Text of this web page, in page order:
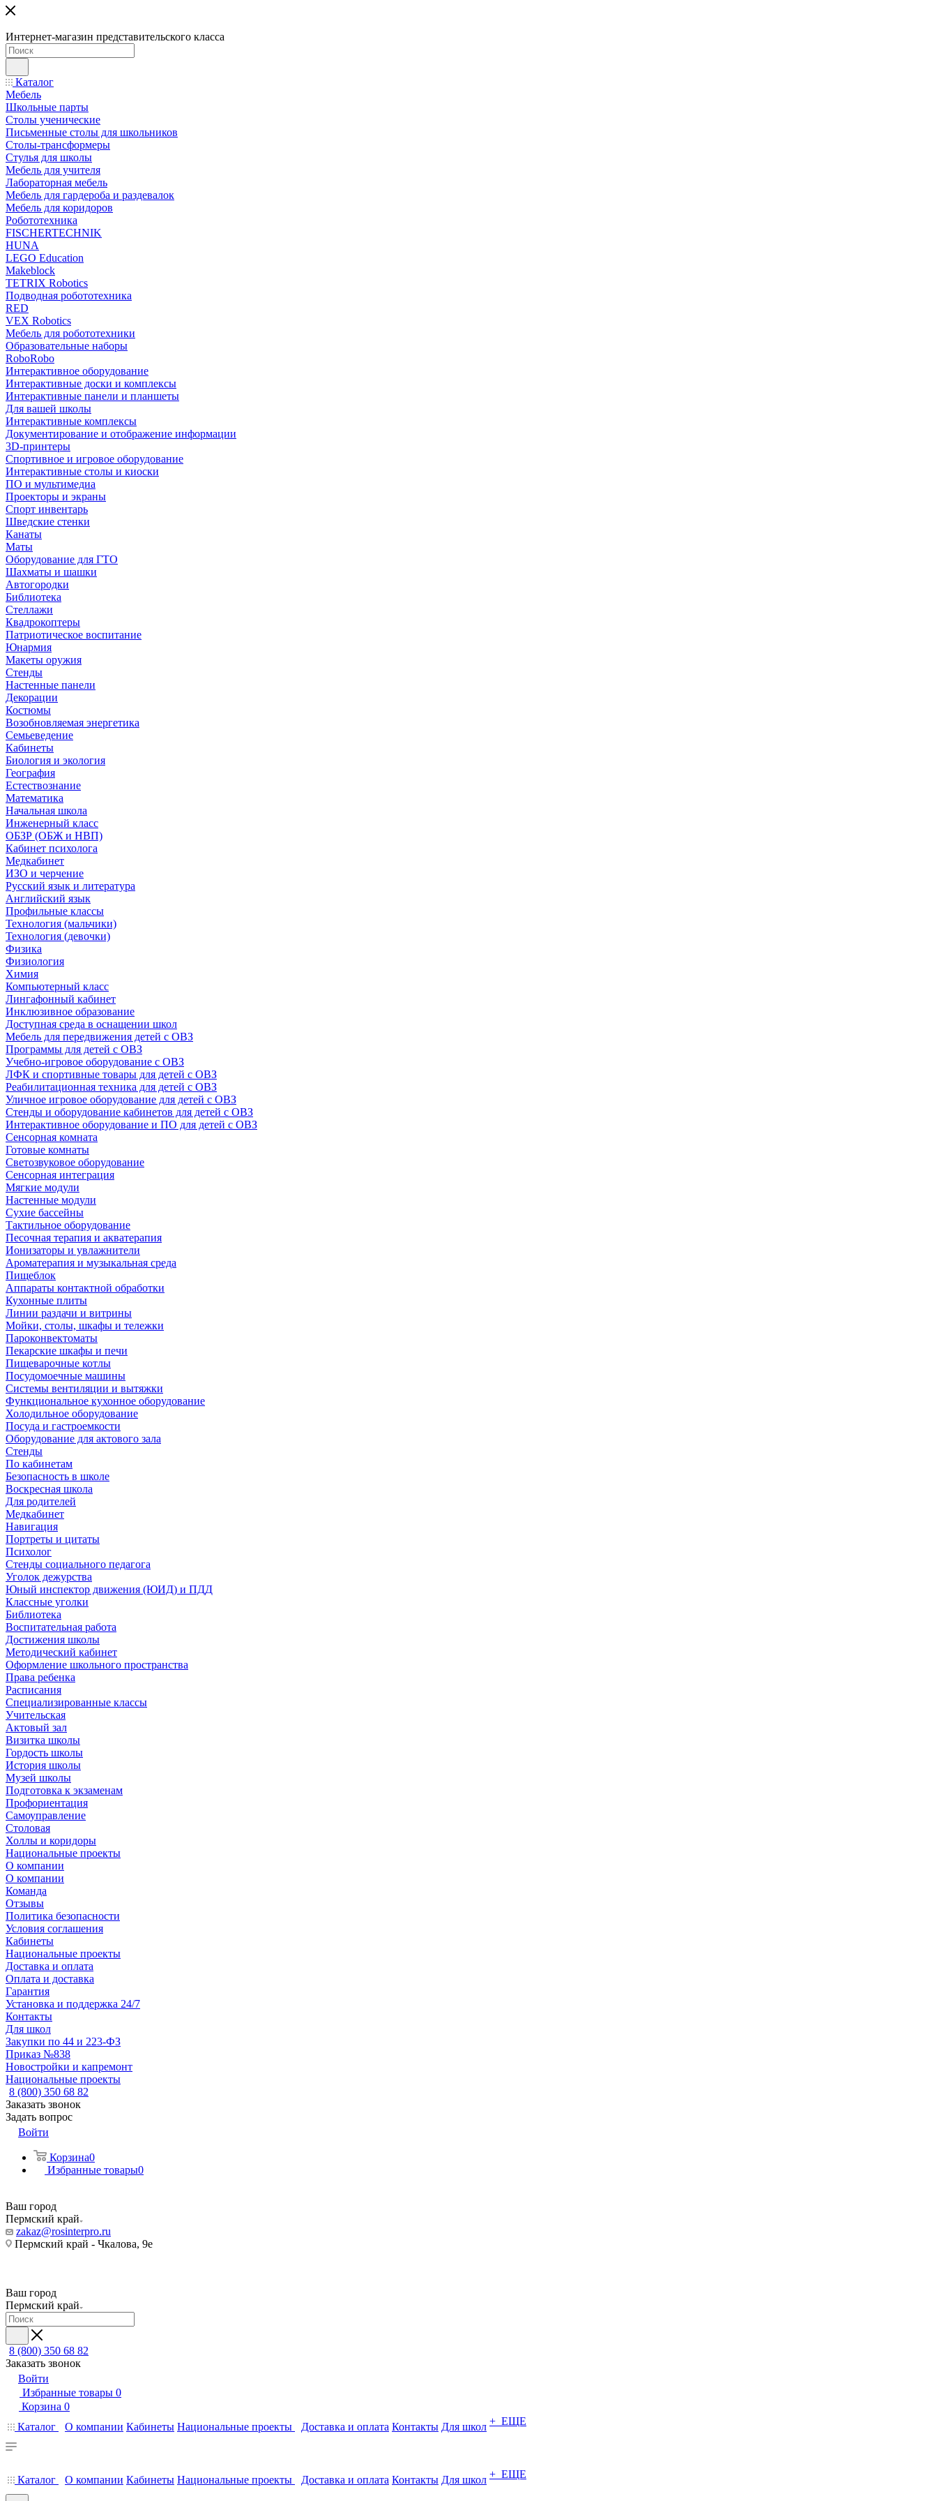
Интернет-магазин представительского класса
Каталог
Мебель
Школьные парты
Столы ученические
Письменные столы для школьников
Столы-трансформеры
Стулья для школы
Мебель для учителя
Лабораторная мебель
Мебель для гардероба и раздевалок
Мебель для коридоров
Робототехника
FISCHERTECHNIK
HUNA
LEGO Education
Makeblock
TETRIX Robotics
Подводная робототехника
RED
VEX Robotics
Мебель для робототехники
Образовательные наборы
RoboRobo
Интерактивное оборудование
Интерактивные доски и комплексы
Интерактивные панели и планшеты
Для вашей школы
Интерактивные комплексы
Документирование и отображение информации
3D-принтеры
Спортивное и игровое оборудование
Интерактивные столы и киоски
ПО и мультимедиа
Проекторы и экраны
Спорт инвентарь
Шведские стенки
Канаты
Маты
Оборудование для ГТО
Шахматы и шашки
Автогородки
Библиотека
Стеллажи
Квадрокоптеры
Патриотическое воспитание
Юнармия
Макеты оружия
Стенды
Настенные панели
Декорации
Костюмы
Возобновляемая энергетика
Семьеведение
Кабинеты
Биология и экология
География
Естествознание
Математика
Начальная школа
Инженерный класс
ОБЗР (ОБЖ и НВП)
Кабинет психолога
Медкабинет
ИЗО и черчение
Русский язык и литература
Английский язык
Профильные классы
Технология (мальчики)
Технология (девочки)
Физика
Физиология
Химия
Компьютерный класс
Лингафонный кабинет
Инклюзивное образование
Доступная среда в оснащении школ
Мебель для передвижения детей с ОВЗ
Программы для детей с ОВЗ
Учебно-игровое оборудование с ОВЗ
ЛФК и спортивные товары для детей с ОВЗ
Реабилитационная техника для детей с ОВЗ
Уличное игровое оборудование для детей с ОВЗ
Стенды и оборудование кабинетов для детей с ОВЗ
Интерактивное оборудование и ПО для детей с ОВЗ
Сенсорная комната
Готовые комнаты
Светозвуковое оборудование
Сенсорная интеграция
Мягкие модули
Настенные модули
Сухие бассейны
Тактильное оборудование
Песочная терапия и акватерапия
Ионизаторы и увлажнители
Ароматерапия и музыкальная среда
Пищеблок
Аппараты контактной обработки
Кухонные плиты
Линии раздачи и витрины
Мойки, столы, шкафы и тележки
Пароконвектоматы
Пекарские шкафы и печи
Пищеварочные котлы
Посудомоечные машины
Системы вентиляции и вытяжки
Функциональное кухонное оборудование
Холодильное оборудование
Посуда и гастроемкости
Оборудование для актового зала
Стенды
По кабинетам
Безопасность в школе
Воскресная школа
Для родителей
Медкабинет
Навигация
Портреты и цитаты
Психолог
Стенды социального педагога
Уголок дежурства
Юный инспектор движения (ЮИД) и ПДД
Классные уголки
Библиотека
Воспитательная работа
Достижения школы
Методический кабинет
Оформление школьного пространства
Права ребенка
Расписания
Специализированные классы
Учительская
Актовый зал
Визитка школы
Гордость школы
История школы
Музей школы
Подготовка к экзаменам
Профориентация
Самоуправление
Столовая
Холлы и коридоры
Национальные проекты
О компании
О компании
Команда
Отзывы
Политика безопасности
Условия соглашения
Кабинеты
Национальные проекты
Доставка и оплата
Оплата и доставка
Гарантия
Установка и поддержка 24/7
Контакты
Для школ
Закупки по 44 и 223-ФЗ
Приказ №838
Новостройки и капремонт
Национальные проекты
8 (800) 350 68 82
Заказать звонок
Задать вопрос
Войти
Корзина0
Избранные товары0
Ваш город
Пермский край
zakaz@rosinterpro.ru
Пермский край - Чкалова, 9е
Ваш город
Пермский край
8 (800) 350 68 82
Заказать звонок
Войти
Избранные товары 0
Корзина 0
Каталог
О компании Кабинеты Национальные проекты Доставка и оплата Контакты Для школ + ЕЩЕ
Каталог О компании Кабинеты Национальные проекты Доставка и оплата Контакты Для школ + ЕЩЕ